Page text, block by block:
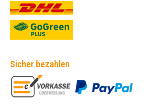
Sicher bezahlen